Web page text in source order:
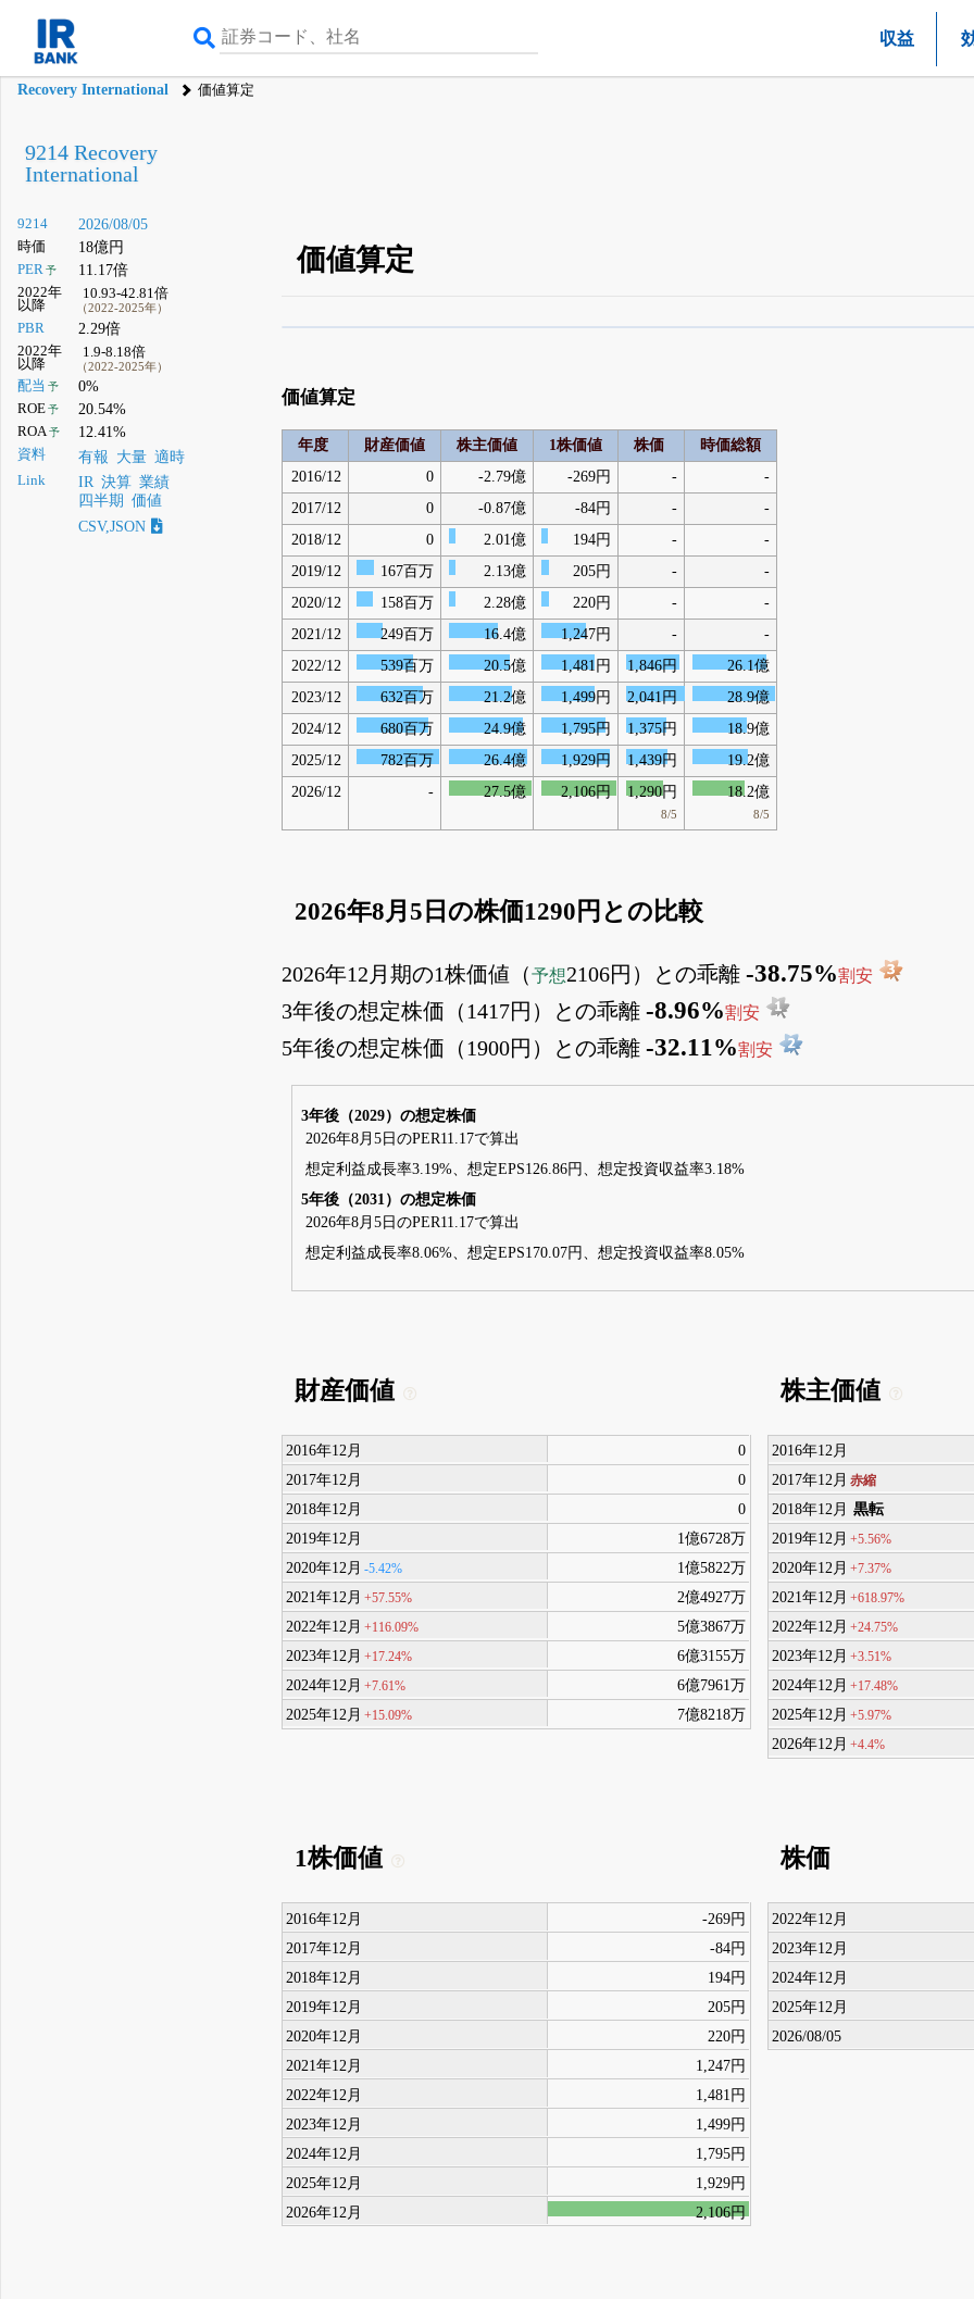
収益
Recovery International 価値算定
9214 Recovery
International
9214 2026/08/05
時価 18億円
PER予 11.17倍
2022年
以降
10.93-42.81倍
（2022-2025年）
PBR 2.29倍
2022年
以降
1.9-8.18倍
（2022-2025年）
配当 予 0%
ROE予 20.54%
ROA予 12.41%
資料 有報 大量 適時
Link IR 決算 業績
四半期
価値
CSV,JSON
価値算定
登録すると永久30%OFFと米株版の先行利用も付きます
価値算定
年度 財産価値 株主価値 1株価値 株価
時価総額
2016/12
0 -2.79億 -269円 -
-
2017/12
0 -0.87億 -84円 -
-
2018/12
0 2.01億 194円 -
-
2019/12
167百万 2.13億 205円 -
-
2020/12
158百万 2.28億 220円 -
-
2021/12
249百万 16.4億 1,247円 -
-
2022/12
539百万 20.5億 1,481円 1,846円
26.1億
2023/12
632百万 21.2億 1,499円 2,041円
28.9億
2024/12
680百万 24.9億 1,795円 1,375円
18.9億
2025/12
782百万 26.4億 1,929円 1,439円
19.2億
2026/12
- 27.5億 2,106円 1,290円
8/5
18.2億
8/5
2026年8月5日の株価1290円との比較
2026年12月期の1株価値（予想2106円）との乖離-38.75%割安
3年後の想定株価（1417円）との乖離-8.96%割安
5年後の想定株価（1900円）との乖離-32.11%割安
3年後（2029）の想定株価
2026年8月5日のPER11.17で算出
想定利益成長率3.19%、想定EPS126.86円、想定投資収益率3.18%
5年後（2031）の想定株価
2026年8月5日のPER11.17で算出
想定利益成長率8.06%、想定EPS170.07円、想定投資収益率8.05%
財産価値
2016年12月
0
2017年12月
0
2018年12月
0
2019年12月
1億6728万
2020年12月 -5.42%
1億5822万
2021年12月 +57.55%
2億4927万
2022年12月 +116.09%
5億3867万
2023年12月 +17.24%
6億3155万
2024年12月 +7.61%
6億7961万
2025年12月 +15.09% 7億8218万
株主価値
2016年12月
2017年12月 赤縮
2018年12月 黒転
2019年12月 +5.56%
2020年12月 +7.37%
2021年12月 +618.97%
2022年12月 +24.75%
2023年12月 +3.51%
2024年12月 +17.48%
2025年12月 +5.97%
2026年12月 +4.4%
1株価値
2016年12月
-269円
2017年12月
-84円
2018年12月
194円
2019年12月
205円
2020年12月
220円
2021年12月
1,247円
2022年12月
1,481円
2023年12月
1,499円
2024年12月
1,795円
2025年12月
1,929円
2026年12月
2,106円
株価
2022年12月
2023年12月
2024年12月
2025年12月
2026/08/05